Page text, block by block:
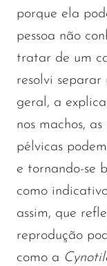
porque ela
pessoa não
tratar de um
resolvi separar
geral, a
nos machos,
pélvicas
e tornando-se
como
assim, que
reprodução
como a